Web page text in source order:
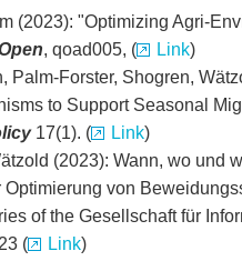
(2023): "Optimizing Agri-
, qoad005, ( Link)
Palm-Forster, Shogren,
to Support Seasonal
17(1). ( Link)
(2023): Wann, wo und
von
of the Gesellschaft für
(
Link)